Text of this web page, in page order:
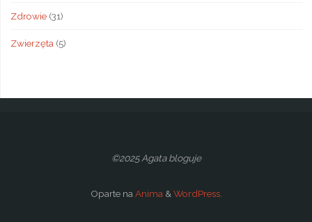
Zdrowie(31)
Zwierzęta (5)
©2025 Agata bloguje
Oparte naAnima&WordPress.